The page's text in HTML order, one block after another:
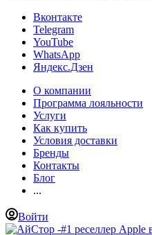
Вконтакте
Telegram
YouTube
WhatsApp
Яндекс.Дзен
О компании
Программа лояльности
Услуги
Как купить
Условия доставки
Бренды
Контакты
Блог
...
Войти